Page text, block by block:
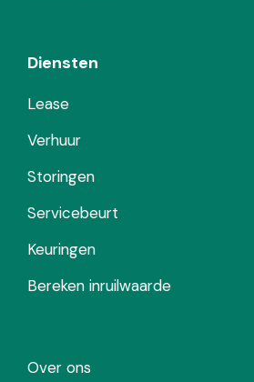
Diensten
Lease
Verhuur
Storingen
Servicebeurt
Keuringen
Bereken inruilwaarde
Over ons